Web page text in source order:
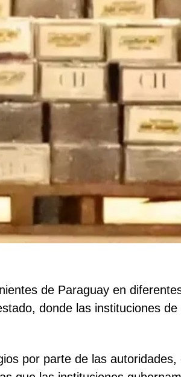
de Paraguay en
donde las instituciones
por parte de las